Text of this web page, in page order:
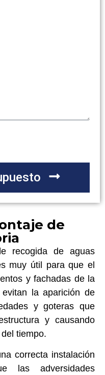
de
recogida de aguas
muy útil para que el
y fachadas de la
la aparición de
y goteras que
y causando
tiempo.
correcta instalación
las adversidades